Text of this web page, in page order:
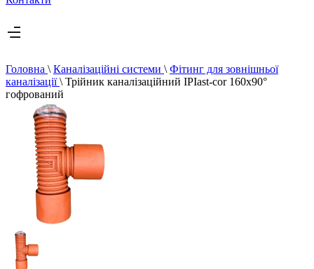
Головна \ Каналізаційні системи \ Фітинг для зовнішньої
каналізації\ Трійник каналізаційний IPIast-cor 160х90°
гофрований